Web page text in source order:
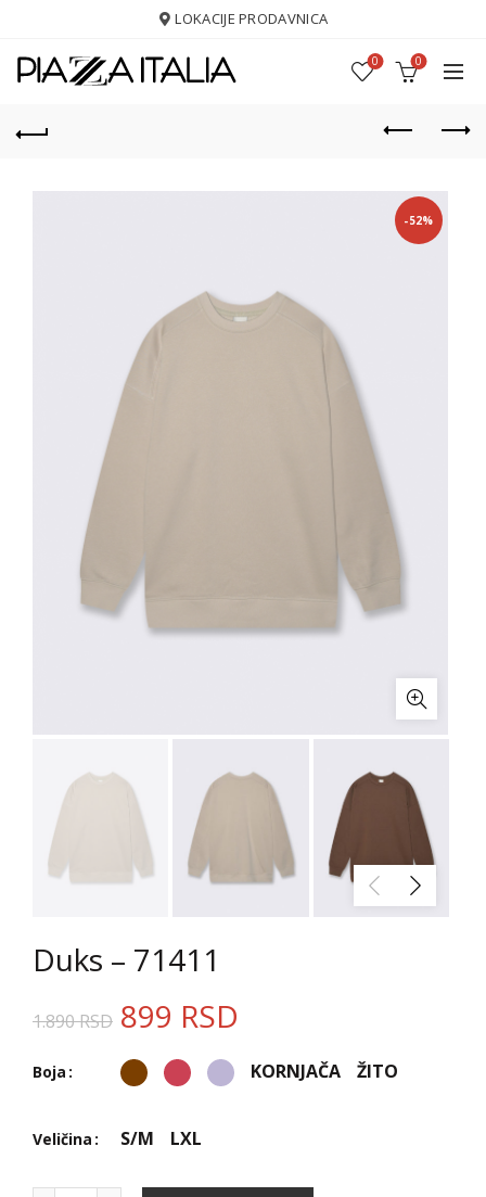
LOKACIJE PRODAVNICA
0 0
-52%
Duks – 71411
1.890RSD 899 RSD
Boja KORNJAČA ŽITO
Veličina S/M LXL